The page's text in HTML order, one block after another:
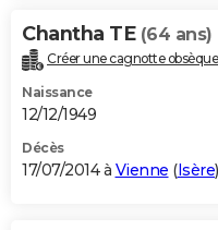
Chantha TE (64 ans)
Créer une cagnotte
Naissance
12/12/1949
Décès
17/07/2014 à Vienne (Isère)